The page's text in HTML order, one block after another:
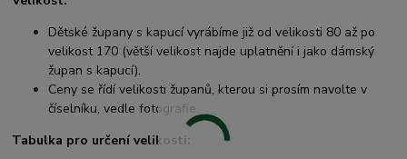
Dětské župany s kapucí vyrábíme již od velikosti 80 až po
velikost 170 (větší velikost najde uplatnění i jako dámský
župan s kapucí).
Ceny se řídí velikosti županů, kterou si prosím navolte v
číselníku, vedle fotografie.
Tabulka pro určení velikosti: